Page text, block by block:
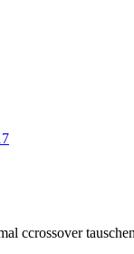
ccrossover